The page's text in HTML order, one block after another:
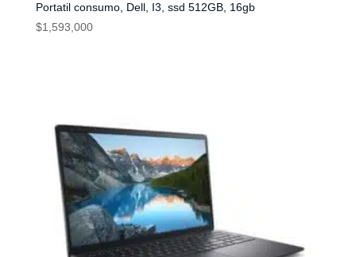
Portatil consumo, Dell, I3, ssd 512GB, 16gb
$1,593,000